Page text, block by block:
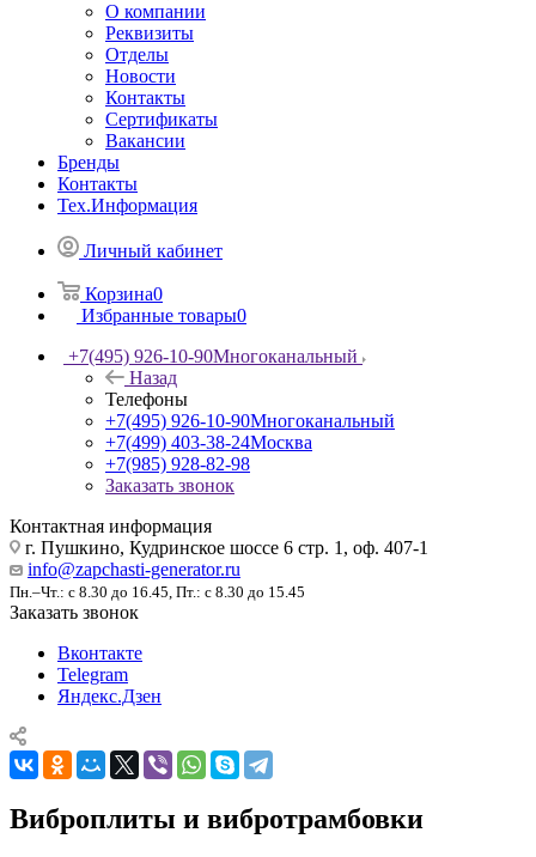
О компании
Реквизиты
Отделы
Новости
Контакты
Сертификаты
Вакансии
Бренды
Контакты
Тех.Информация
Личный кабинет
Корзина0
Избранные товары0
+7(495) 926-10-90Многоканальный
Назад
Телефоны
+7(495) 926-10-90Многоканальный
+7(499) 403-38-24Москва
+7(985) 928-82-98
Заказать звонок
Контактная информация
г. Пушкино, Кудринское шоссе 6 стр. 1, оф. 407-1
info@zapchasti-generator.ru
Пн.–Чт.: с 8.30 до 16.45, Пт.: с 8.30 до 15.45
Заказать звонок
Вконтакте
Telegram
Яндекс.Дзен
Виброплиты и вибротрамбовки